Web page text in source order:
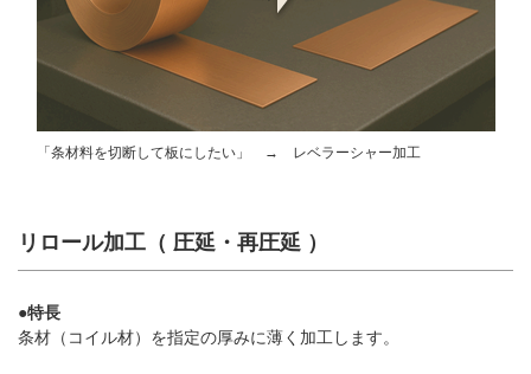
「条材料を切断して板にしたい」 → レベラーシャー加工
リロール加工（ 圧延・再圧延 ）
●特長
条材（コイル材）を指定の厚みに薄く加工します。